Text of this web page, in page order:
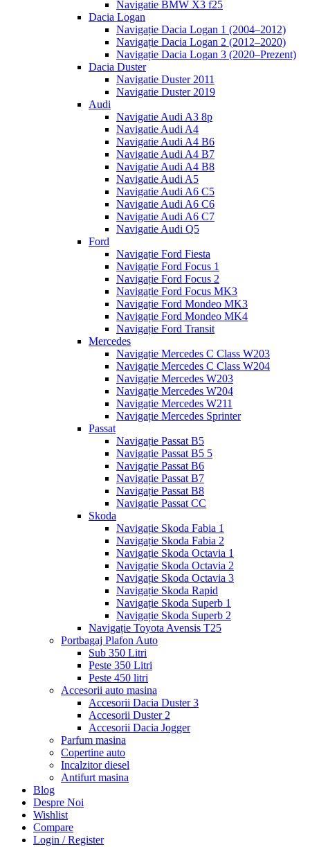
Navigatie BMW X3 f25
Dacia Logan
Navigație Dacia Logan 1 (2004–2012)
Navigație Dacia Logan 2 (2012–2020)
Navigație Dacia Logan 3 (2020–Prezent)
Dacia Duster
Navigatie Duster 2011
Navigatie Duster 2019
Audi
Navigatie Audi A3 8p
Navigatie Audi A4
Navigatie Audi A4 B6
Navigatie Audi A4 B7
Navigatie Audi A4 B8
Navigatie Audi A5
Navigatie Audi A6 C5
Navigatie Audi A6 C6
Navigatie Audi A6 C7
Navigatie Audi Q5
Ford
Navigație Ford Fiesta
Navigație Ford Focus 1
Navigație Ford Focus 2
Navigație Ford Focus MK3
Navigație Ford Mondeo MK3
Navigație Ford Mondeo MK4
Navigație Ford Transit
Mercedes
Navigație Mercedes C Class W203
Navigație Mercedes C Class W204
Navigație Mercedes W203
Navigație Mercedes W204
Navigație Mercedes W211
Navigație Mercedes Sprinter
Passat
Navigație Passat B5
Navigație Passat B5 5
Navigație Passat B6
Navigație Passat B7
Navigație Passat B8
Navigație Passat CC
Skoda
Navigație Skoda Fabia 1
Navigație Skoda Fabia 2
Navigație Skoda Octavia 1
Navigație Skoda Octavia 2
Navigație Skoda Octavia 3
Navigație Skoda Rapid
Navigație Skoda Superb 1
Navigație Skoda Superb 2
Navigație Toyota Avensis T25
Portbagaj Plafon Auto
Sub 350 Litri
Peste 350 Litri
Peste 450 litri
Accesorii auto masina
Accesorii Dacia Duster 3
Accesorii Duster 2
Accesorii Dacia Jogger
Parfum masina
Copertine auto
Incalzitor diesel
Antifurt masina
Blog
Despre Noi
Wishlist
Compare
Login / Register